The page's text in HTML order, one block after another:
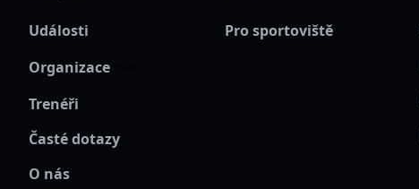
Události
Organizace
Trenéři
Časté dotazy
O nás
Pro sportoviště